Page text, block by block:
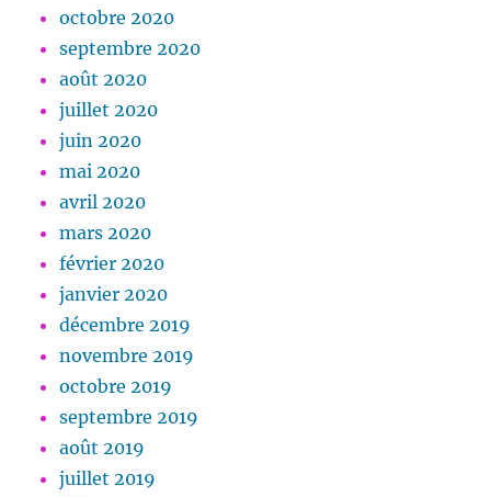
octobre 2020
septembre 2020
août 2020
juillet 2020
juin 2020
mai 2020
avril 2020
mars 2020
février 2020
janvier 2020
décembre 2019
novembre 2019
octobre 2019
septembre 2019
août 2019
juillet 2019